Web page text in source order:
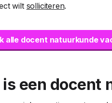
wilt solliciteren.
alle docent natuurkunde
een docent